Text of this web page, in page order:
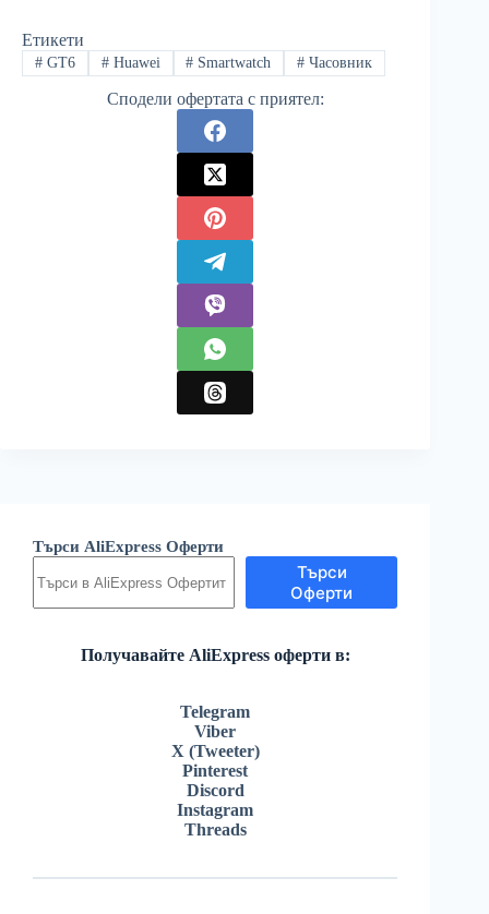
Етикети
#GT6 #Huawei # Smartwatch # Часовник
Сподели офертата с приятел:
Търси AliExpress Оферти
Търси
Оферти
Получавайте AliExpress оферти в:
Telegram
Viber
X (Tweeter)
Pinterest
Discord
Instagram
Threads